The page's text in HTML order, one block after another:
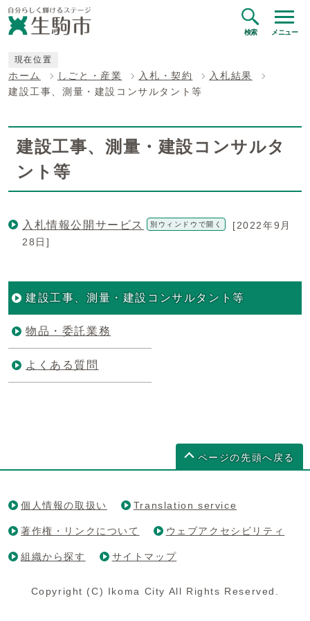
検索 メニュー
現在位置
ホーム しごと・産業 入札・契約
入札結果
建設工事、測量・建設コンサルタント等
建設工事、測量・建設コンサルタ
ント等
入札情報公開サービス 別ウィンドウで開く
[2022年9月
28日]
建設工事、測量・建設コンサルタント等
物品・委託業務
よくある質問
ページの先頭へ戻る
個人情報の取扱い Translation service
著作権・リンクについて ウェブアクセシビリティ
組織から探す サイトマップ
Copyright (C) Ikoma City All Rights Reserved.